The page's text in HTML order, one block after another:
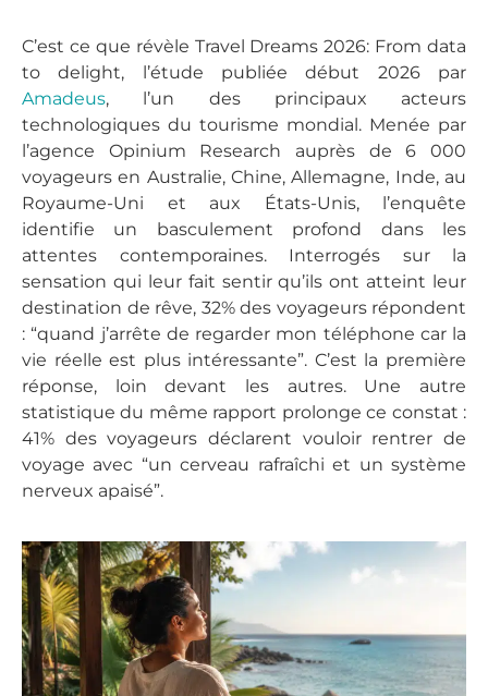
C’est ce que révèle Travel Dreams 2026: From data
to delight, l’étude publiée début 2026 par
Amadeus, l’un des principaux acteurs
technologiques du tourisme mondial. Menée par
l’agence Opinium Research auprès de 6 000
voyageurs en Australie, Chine, Allemagne, Inde, au
Royaume-Uni et aux États-Unis, l’enquête
identifie un basculement profond dans les
attentes contemporaines. Interrogés sur la
sensation qui leur fait sentir qu’ils ont atteint leur
destination de rêve, 32% des voyageurs répondent
: “quand j’arrête de regarder mon téléphone car la
vie réelle est plus intéressante”. C’est la première
réponse, loin devant les autres. Une autre
statistique du même rapport prolonge ce constat :
41% des voyageurs déclarent vouloir rentrer de
voyage avec “un cerveau rafraîchi et un système
nerveux apaisé”.